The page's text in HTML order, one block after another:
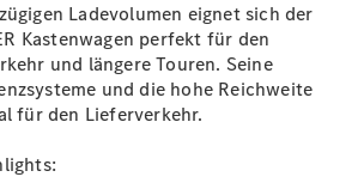
Ladevolumen eignet sich der
Kastenwagen perfekt für den
und längere Touren. Seine
und die hohe Reichweite
für den Lieferverkehr.